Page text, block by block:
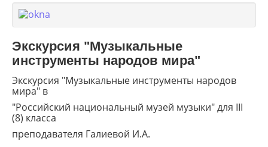
Экскурсия "Музыкальные
инструменты народов мира"
Экскурсия "Музыкальные инструменты народов
мира" в
"Российский национальный музей музыки" для III
(8) класса
преподавателя Галиевой И.А.